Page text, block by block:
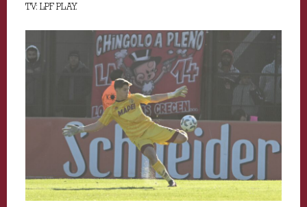
TV: LPF PLAY.